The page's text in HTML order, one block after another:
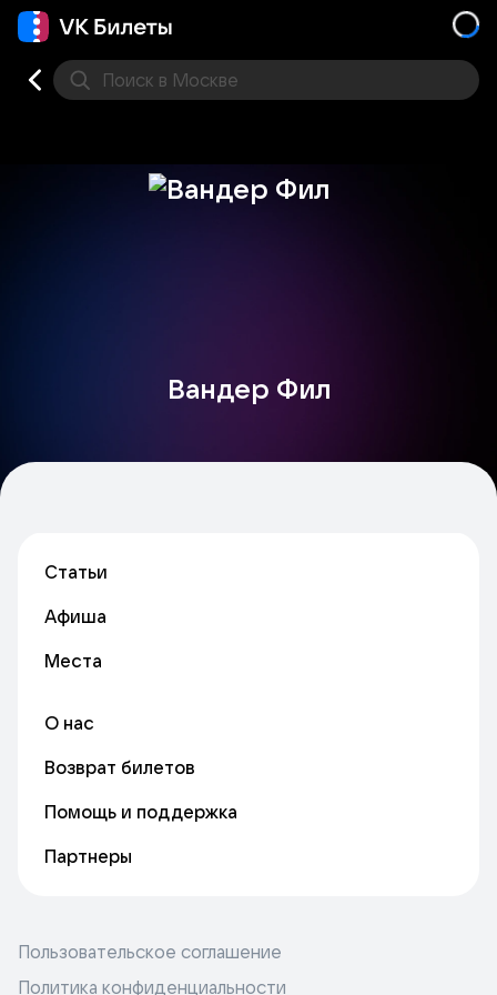
Поиск в Москве
Вандер Фил
Статьи
Афиша
Места
О нас
Возврат билетов
Помощь и поддержка
Партнеры
Пользовательское соглашение
Политика конфиденциальности